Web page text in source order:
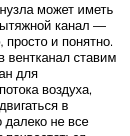
может иметь
канал —
просто и понятно.
вентканал ставим
для
воздуха,
в
не все